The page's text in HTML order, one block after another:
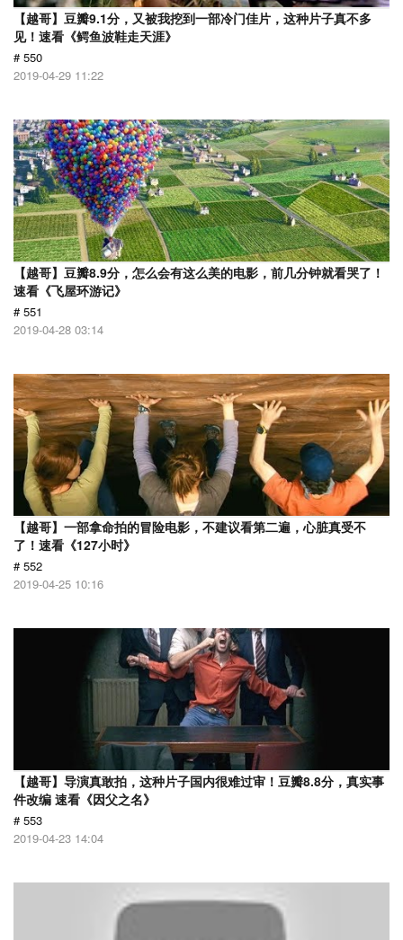
【越哥】豆瓣9.1分，又被我挖到一部冷门佳片，这种片子真不多
见！速看《鳄鱼波鞋走天涯》
# 550
2019-04-29 11:22
【越哥】豆瓣8.9分，怎么会有这么美的电影，前几分钟就看哭了！
速看《飞屋环游记》
# 551
2019-04-28 03:14
【越哥】一部拿命拍的冒险电影，不建议看第二遍，心脏真受不
了！速看《127小时》
# 552
2019-04-25 10:16
【越哥】导演真敢拍，这种片子国内很难过审！豆瓣8.8分，真实事
件改编 速看《因父之名》
# 553
2019-04-23 14:04